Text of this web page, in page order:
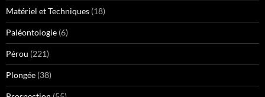
Matériel et Techniques (18)
Paléontologie (6)
Pérou (221)
Plongée (38)